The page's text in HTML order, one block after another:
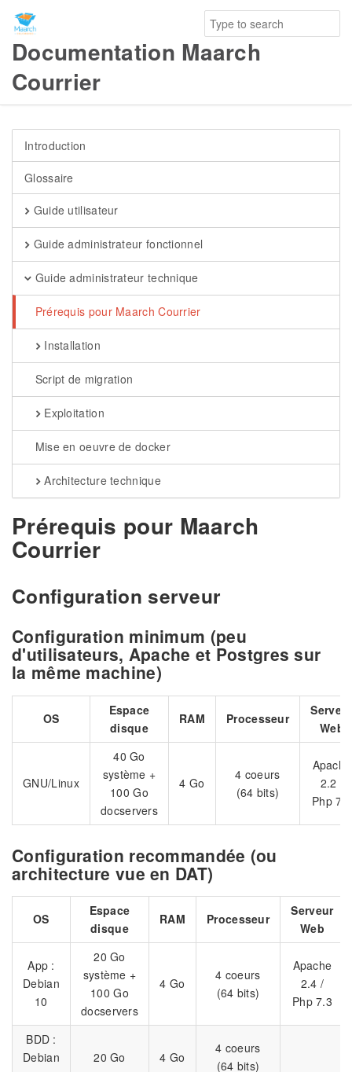
Documentation Maarch
Courrier
Introduction
Glossaire
Guide utilisateur
Guide administrateur fonctionnel
Guide administrateur technique
Prérequis pour Maarch Courrier
Installation
Script de migration
Exploitation
Mise en oeuvre de docker
Architecture technique
Prérequis pour Maarch
Courrier
Configuration serveur
Configuration minimum (peu
d'utilisateurs, Apache et Postgres sur
la même machine)
OS
Espace
disque
RAM Processeur
Web
GNU/Linux
40 Go
système +
100 Go
docservers
4 Go
4 coeurs
(64 bits)
Apache
2.2 /
Php 7.0
Configuration recommandée (ou
architecture vue en DAT)
OS
Espace
disque
RAM Processeur
Serveur
Web
App :
Debian
10
20 Go
système +
100 Go
docservers
4 Go
4 coeurs
(64 bits)
Apache
2.4 /
Php 7.3
BDD :
Debian
20 Go 4 Go
4 coeurs
(64 bits)